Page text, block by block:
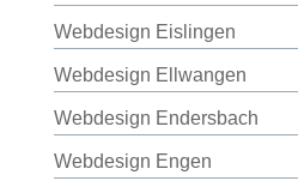
Webdesign Eislingen
Webdesign Ellwangen
Webdesign Endersbach
Webdesign Engen